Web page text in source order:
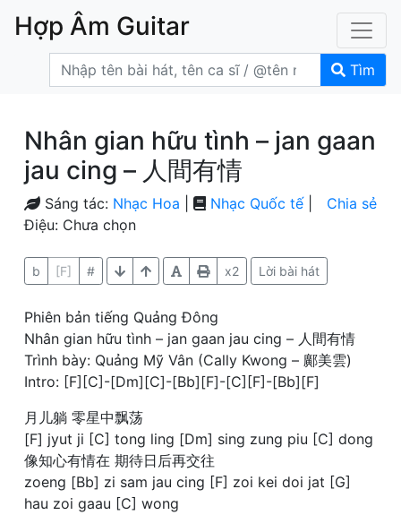
Hợp Âm Guitar
Tìm
Nhân gian hữu tình – jan gaan
jau cing – 人間有情
Chia sẻ
Sáng tác: Nhạc Hoa Nhạc Quốc tế|
Điệu: Chưa chọn
b [F] # x2 Lời bài hát
Phiên bản tiếng Quảng Đông
Nhân gian hữu tình – jan gaan jau cing – 人間有情
Trình bày: Quảng Mỹ Vân (Cally Kwong – 鄺美雲)
Intro: [F][C]-[Dm][C]-[Bb][F]-[C][F]-[Bb][F]
月儿躺 零星中飘荡
[F] jyut ji [C] tong ling [Dm] sing zung piu [C] dong
像知心有情在 期待日后再交往
zoeng [Bb] zi sam jau cing [F] zoi kei doi jat [G]
hau zoi gaau [C] wong